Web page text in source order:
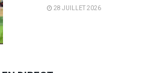
28 JUILLET 2026